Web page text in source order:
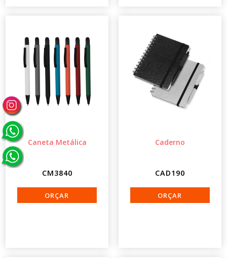
Caneta Metálica
CM3840
Caderno
CAD190